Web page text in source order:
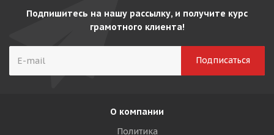
Подпишитесь на нашу рассылку, и получите курс
грамотного клиента!
О компании
Политика